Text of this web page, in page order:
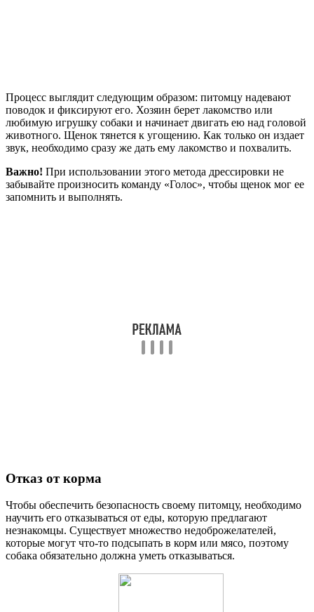
Процесс выглядит следующим образом: питомцу надевают
поводок и фиксируют его. Хозяин берет лакомство или
любимую игрушку собаки и начинает двигать ею над головой
животного. Щенок тянется к угощению. Как только он издает
звук, необходимо сразу же дать ему лакомство и похвалить.
Важно! При использовании этого метода дрессировки не
забывайте произносить команду «Голос», чтобы щенок мог ее
запомнить и выполнять.
Отказ от корма
Чтобы обеспечить безопасность своему питомцу, необходимо
научить его отказываться от еды, которую предлагают
незнакомцы. Существует множество недоброжелателей,
которые могут что-то подсыпать в корм или мясо, поэтому
собака обязательно должна уметь отказываться.